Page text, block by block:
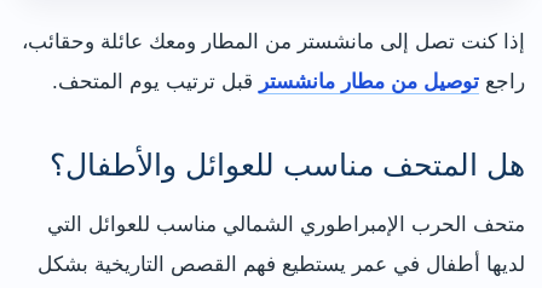
إذا كنت تصل إلى مانشستر من المطار ومعك عائلة وحقائب،
راجع توصيل من مطار مانشستر قبل ترتيب يوم المتحف.
هل المتحف مناسب للعوائل والأطفال؟
متحف الحرب الإمبراطوري الشمالي مناسب للعوائل التي
لديها أطفال في عمر يستطيع فهم القصص التاريخية بشكل